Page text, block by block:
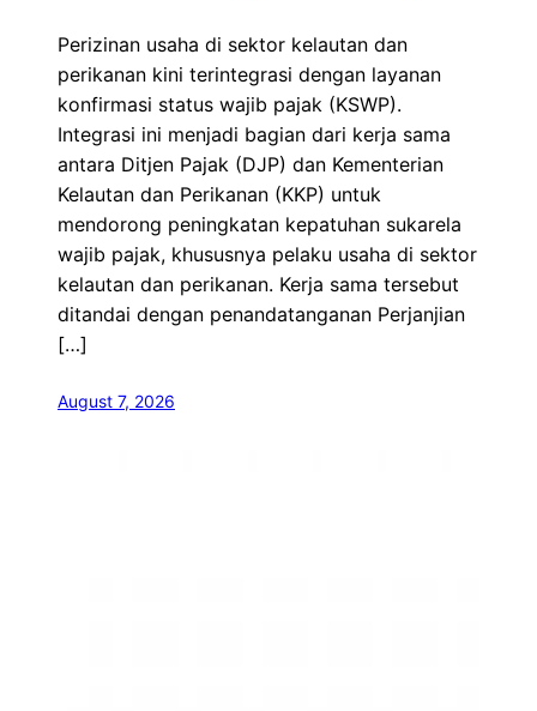
Perizinan usaha di sektor kelautan dan
perikanan kini terintegrasi dengan layanan
konfirmasi status wajib pajak (KSWP).
Integrasi ini menjadi bagian dari kerja sama
antara Ditjen Pajak (DJP) dan Kementerian
Kelautan dan Perikanan (KKP) untuk
mendorong peningkatan kepatuhan sukarela
wajib pajak, khususnya pelaku usaha di sektor
kelautan dan perikanan. Kerja sama tersebut
ditandai dengan penandatanganan Perjanjian
[…]
August 7, 2026